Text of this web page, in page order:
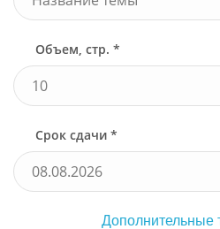
Объем, стр. *
Срок сдачи *
Дополнительные